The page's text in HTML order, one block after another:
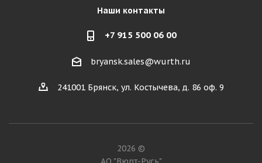
Наши контакты
+7 915 500 06 00
bryansk.sales@wurth.ru
241001 Брянск, ул. Костычева, д. 86 оф. 9
2026 ©